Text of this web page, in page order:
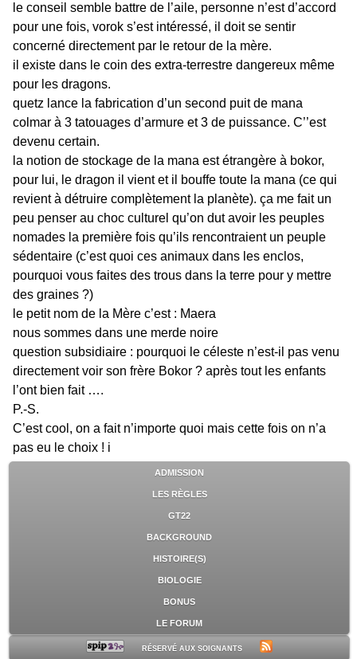
le conseil semble battre de l’aile, personne n’est d’accord
pour une fois, vorok s’est intéressé, il doit se sentir
concerné directement par le retour de la mère.
il existe dans le coin des extra-terrestre dangereux même
pour les dragons.
quetz lance la fabrication d’un second puit de mana
colmar à 3 tatouages d’armure et 3 de puissance. C’’est
devenu certain.
la notion de stockage de la mana est étrangère à bokor,
pour lui, le dragon il vient et il bouffe toute la mana (ce qui
revient à détruire complètement la planète). ça me fait un
peu penser au choc culturel qu’on dut avoir les peuples
nomades la première fois qu’ils rencontraient un peuple
sédentaire (c’est quoi ces animaux dans les enclos,
pourquoi vous faites des trous dans la terre pour y mettre
des graines ?)
le petit nom de la Mère c’est : Maera
nous sommes dans une merde noire
question subsidiaire : pourquoi le céleste n’est-il pas venu
directement voir son frère Bokor ? après tout les enfants
l’ont bien fait ….
P.-S.
C’est cool, on a fait n’importe quoi mais cette fois on n’a
pas eu le choix ! i
ADMISSION
LES RÈGLES
GT22
BACKGROUND
HISTOIRE(S)
BIOLOGIE
BONUS
LE FORUM
RÉSERVÉ AUX SOIGNANTS